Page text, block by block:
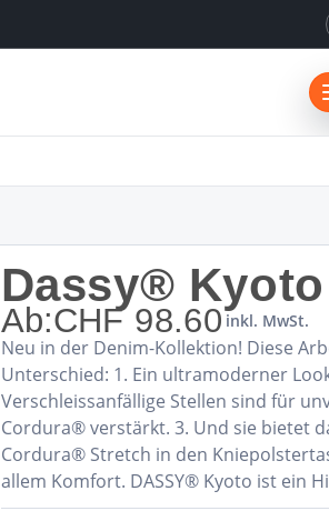
Dassy®
Ab:CHF98.60 inkl. MwSt.
Neu in der Denim-Kollektion! Diese
Unterschied: 1. Ein ultramoderner
Verschleissanfällige Stellen sind für
Cordura® verstärkt. 3. Und sie bietet
Cordura® Stretch in den
allem Komfort. DASSY® Kyoto ist ein